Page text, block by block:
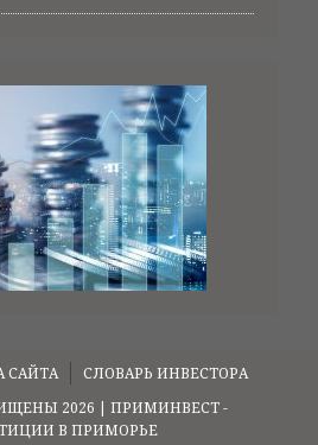
САЙТА
СЛОВАРЬ ИНВЕСТОРА
2026 | ПРИМИНВЕСТ -
В ПРИМОРЬЕ